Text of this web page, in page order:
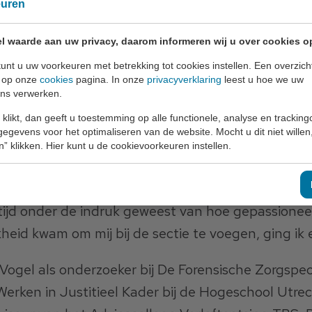
waarde aan uw privacy, daarom informeren wij u over cookies
u uw voorkeuren met betrekking tot cookies instellen. Een
onze cookies pagina. In onze privacyverklaring leest u hoe we uw
verwerken.
dan geeft u toestemming op alle functionele, analyse en
voor het optimaliseren van de website. Mocht u dit niet
klikken. Hier kunt u de cookievoorkeuren instellen.
zorg). De leerstoel wordt gefinancierd
Psychologie was al bekend terrein voor De
tijd als vakgenoten kennen: “In 1998 ben
en ook bij haar gepromoveerd”. Dit
dat De Vogel nu bij Universiteit Maastricht aan
samen, we begeleiden samen ook
onder de indruk geweest van hoe
kwam om mij bij de sectie te voegen, ging ik
als onderzoeker bij De Forensische
in Justitieel Kader bij de Hogeschool